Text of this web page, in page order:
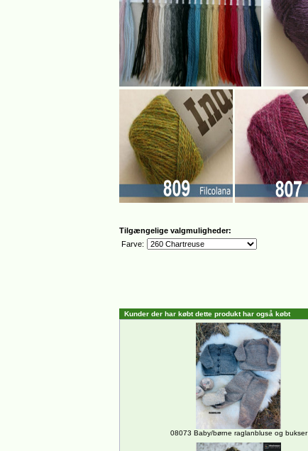
Tilgængelige valgmuligheder:
Farve:
Kunder der har købt dette produkt har også købt
08073 Baby/børne raglanbluse og bukser